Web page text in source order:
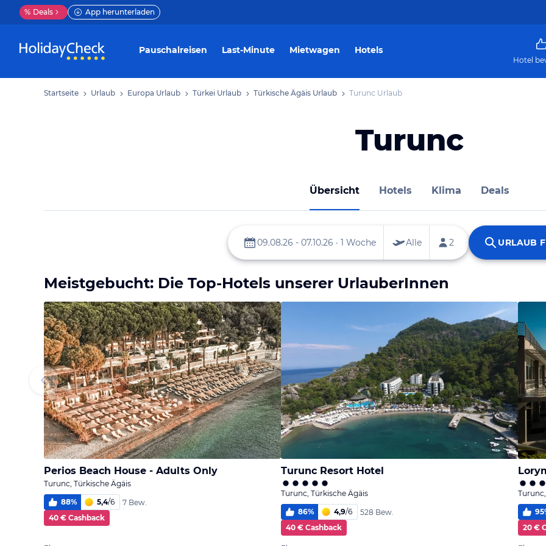
% Deals App herunterladen
Pauschalreisen Last-Minute Mietwagen Hotels
Hotel
Startseite Urlaub Europa Urlaub Türkei Urlaub Türkische Ägäis Urlaub Turunc Urlaub
Turunc
Übersicht Hotels Klima Deals
Meistgebucht: Die Top-Hotels unserer UrlauberInnen
Perios Beach House - Adults Only
Turunc, Türkische Ägäis
88% 5,4/6
7 Bew.
40 € Cashback
Turunc Resort Hotel
Turunc, Türkische Ägäis
86% 4,9/6
528 Bew.
40 € Cashback
95
20 €